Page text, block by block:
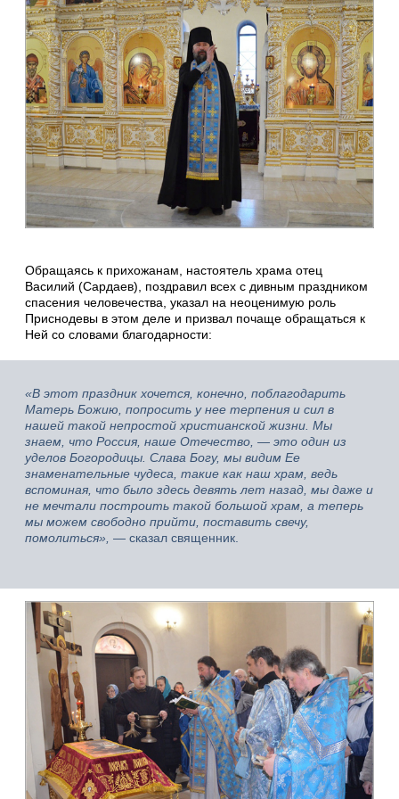
Обращаясь к прихожанам, настоятель храма отец
Василий (Сардаев), поздравил всех с дивным праздником
спасения человечества, указал на неоценимую роль
Приснодевы в этом деле и призвал почаще обращаться к
Ней со словами благодарности:
«В этот праздник хочется, конечно, поблагодарить
Матерь Божию, попросить у нее терпения и сил в
нашей такой непростой христианской жизни. Мы
знаем, что Россия, наше Отечество, — это один из
уделов Богородицы. Слава Богу, мы видим Ее
знаменательные чудеса, такие как наш храм, ведь
вспоминая, что было здесь девять лет назад, мы даже и
не мечтали построить такой большой храм, а теперь
мы можем свободно прийти, поставить свечу,
помолиться», — сказал священник.